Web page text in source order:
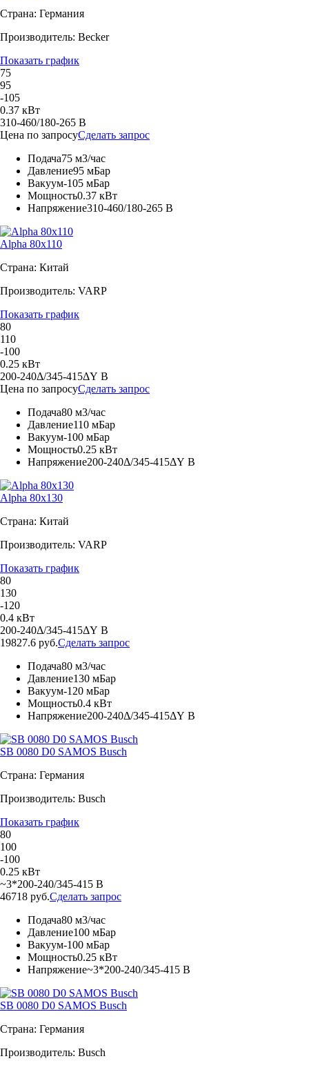
Страна: Германия
Производитель: Becker
Показать график
75
95
-105
0.37 кВт
310-460/180-265 В
Цена по запросуСделать запрос
Подача75 м3/час
Давление95 мБар
Вакуум-105 мБар
Мощность0.37 кВт
Напряжение310-460/180-265 В
Alpha 80x110
Страна: Китай
Производитель: VARP
Показать график
80
110
-100
0.25 кВт
200-240Δ/345-415ΔY В
Цена по запросуСделать запрос
Подача80 м3/час
Давление110 мБар
Вакуум-100 мБар
Мощность0.25 кВт
Напряжение200-240Δ/345-415ΔY В
Alpha 80x130
Страна: Китай
Производитель: VARP
Показать график
80
130
-120
0.4 кВт
200-240Δ/345-415ΔY В
19827.6 руб.Сделать запрос
Подача80 м3/час
Давление130 мБар
Вакуум-120 мБар
Мощность0.4 кВт
Напряжение200-240Δ/345-415ΔY В
SB 0080 D0 SAMOS Busch
Страна: Германия
Производитель: Busch
Показать график
80
100
-100
0.25 кВт
~3*200-240/345-415 В
46718 руб.Сделать запрос
Подача80 м3/час
Давление100 мБар
Вакуум-100 мБар
Мощность0.25 кВт
Напряжение~3*200-240/345-415 В
SB 0080 D0 SAMOS Busch
Страна: Германия
Производитель: Busch